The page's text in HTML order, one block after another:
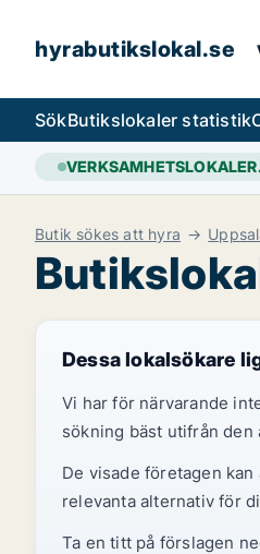
hyrabutikslokal.se
SökButikslokaler statistik
Butik sökes att hyra
Dessa lokalsökare
Vi har för närvarande
sökning bäst utifrån den
De visade företagen
relevanta alternativ för
Ta en titt på förslagen